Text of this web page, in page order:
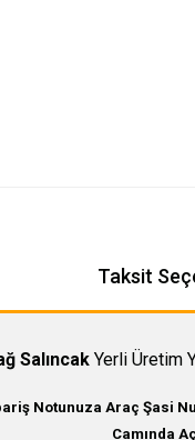
Taksit
Salıncak Yerli Üretim
Notunuza Araç
Camında